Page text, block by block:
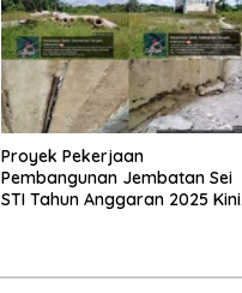
Proyek Pekerjaan
Pembangunan Jembatan Sei
STI Tahun Anggaran 2025 Kini